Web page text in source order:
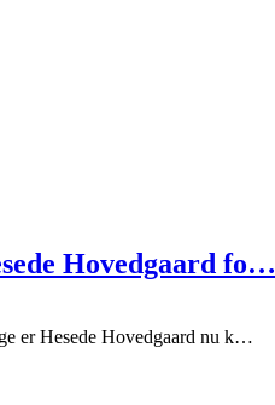
Hovedgaard fo…
er Hesede Hovedgaard nu k…